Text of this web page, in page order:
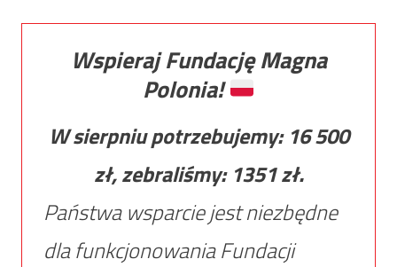
Wspieraj Fundację Magna
Polonia!
W sierpniu potrzebujemy: 16 500
zł, zebraliśmy: 1351zł.
Państwa wsparcie jest niezbędne
dla funkcjonowania Fundacji